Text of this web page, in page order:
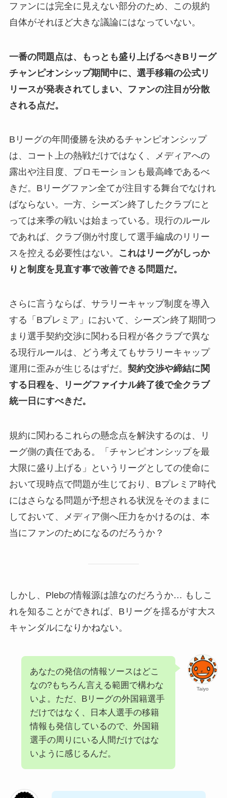
ファンには完全に見えない部分のため、この規約
自体がそれほど大きな議論にはなっていない。
一番の問題点は、もっとも盛り上げるべきBリーグ
チャンピオンシップ期間中に、選手移籍の公式リ
リースが発表されてしまい、ファンの注目が分散
される点だ。
Bリーグの年間優勝を決めるチャンピオンシップ
は、コート上の熱戦だけではなく、メディアへの
露出や注目度、プロモーションも最高峰であるべ
きだ。Bリーグファン全てが注目する舞台でなけれ
ばならない。一方、シーズン終了したクラブにと
っては来季の戦いは始まっている。現行のルール
であれば、クラブ側が忖度して選手編成のリリー
スを控える必要性はない。
これはリーグがしっか
りと制度を見直す事で改善できる問題だ。
さらに言うならば、サラリーキャップ制度を導入
する「Bプレミア」において、シーズン終了期間つ
まり選手契約交渉に関わる日程が各クラブで異な
る現行ルールは、どう考えてもサラリーキャップ
運用に歪みが生じるはずだ。 契約交渉や締結に関
する日程を、リーグファイナル終了後で全クラブ
統一日にすべきだ。
規約に関わるこれらの懸念点を解決するのは、リ
ーグ側の責任である。「チャンピオンシップを最
大限に盛り上げる」というリーグとしての使命に
おいて現時点で問題が生じており、Bプレミア時代
にはさらなる問題が予想される状況をそのままに
しておいて、メディア側へ圧力をかけるのは、本
当にファンのためになるのだろうか？
しかし、Plebの情報源は誰なのだろうか… もしこ
れを知ることができれば、Bリーグを揺るがす大ス
キャンダルになりかねない。
Taiyo
あなたの発信の情報ソースはどこ
なの?もちろん言える範囲で構わな
いよ。ただ、Bリーグの外国籍選手
だけではなく、日本人選手の移籍
情報も発信しているので、外国籍
選手の周りにいる人間だけではな
いように感じるんだ。